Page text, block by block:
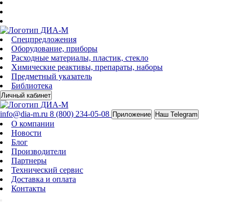
Спецпредложения
Оборудование, приборы
Расходные материалы, пластик, стекло
Химические реактивы, препараты, наборы
Предметный указатель
Библиотека
Личный кабинет
info@dia-m.ru 8 (800) 234-05-08 Приложение Наш Telegram
О компании
Новости
Блог
Производители
Партнеры
Технический сервис
Доставка и оплата
Контакты